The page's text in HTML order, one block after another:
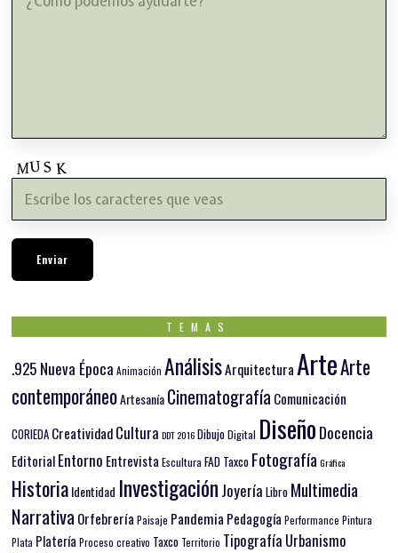
TEMAS
.925 Nueva Época Animación AnálisisArquitecturaArteArte
contemporáneoArtesaníaCinematografíaComunicación
CORIEDA CreatividadCultura DDT 2016 DibujoDigital DiseñoDocencia
EditorialEntorno Entrevista EsculturaFAD Taxco Fotografía Gráfica
HistoriaIdentidad Investigación Joyería Libro Multimedia
NarrativaOrfebrería Paisaje Pandemia Pedagogía Performance Pintura
Plata Platería Proceso creativo Taxco Territorio Tipografía Urbanismo